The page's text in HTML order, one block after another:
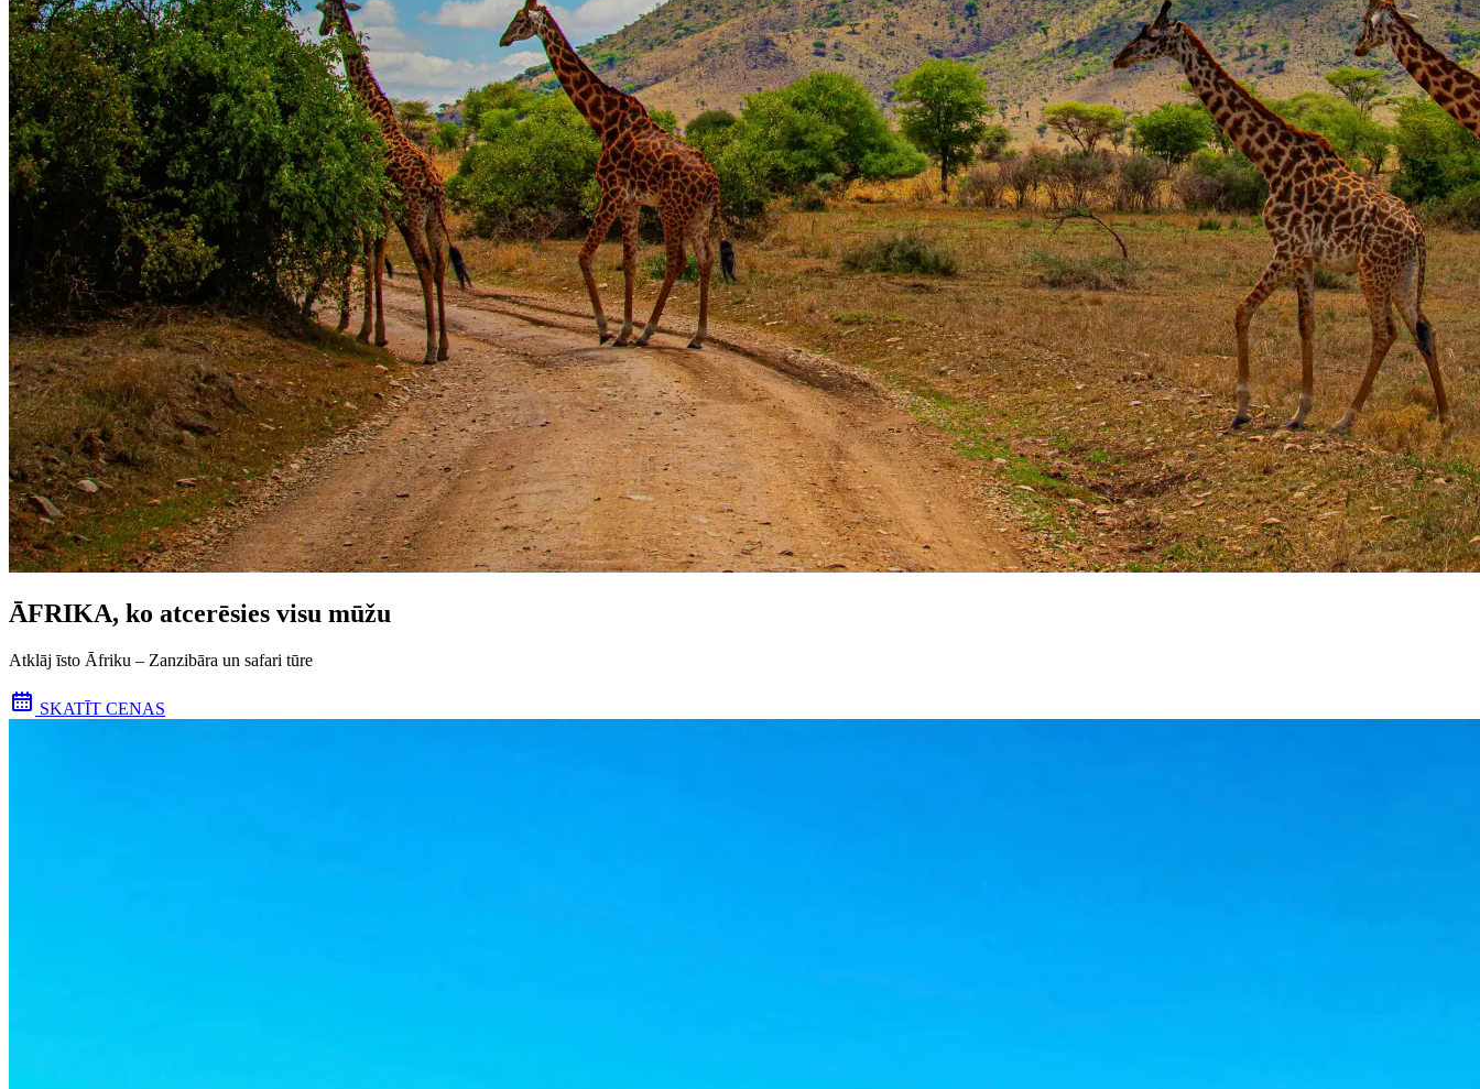
ĀFRIKA, ko atcerēsies visu mūžu
Atklāj īsto Āfriku – Zanzibāra un safari tūre
SKATĪT CENAS